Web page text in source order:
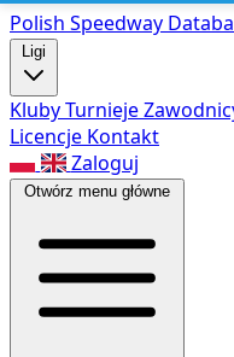
Polish Speedway
Ligi
KlubyTurnieje
Licencje Kontakt
Zaloguj
Otwórz menu główne